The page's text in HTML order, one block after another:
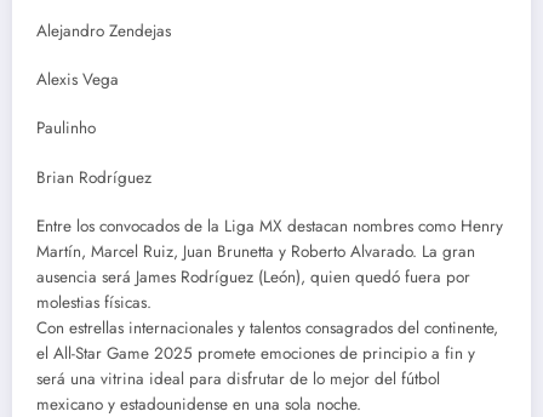
Alejandro Zendejas
Alexis Vega
Paulinho
Brian Rodríguez
Entre los convocados de la Liga MX destacan nombres como Henry
Martín, Marcel Ruiz, Juan Brunetta y Roberto Alvarado. La gran
ausencia será James Rodríguez (León), quien quedó fuera por
molestias físicas.
Con estrellas internacionales y talentos consagrados del continente,
el All-Star Game 2025 promete emociones de principio a fin y
será una vitrina ideal para disfrutar de lo mejor del fútbol
mexicano y estadounidense en una sola noche.